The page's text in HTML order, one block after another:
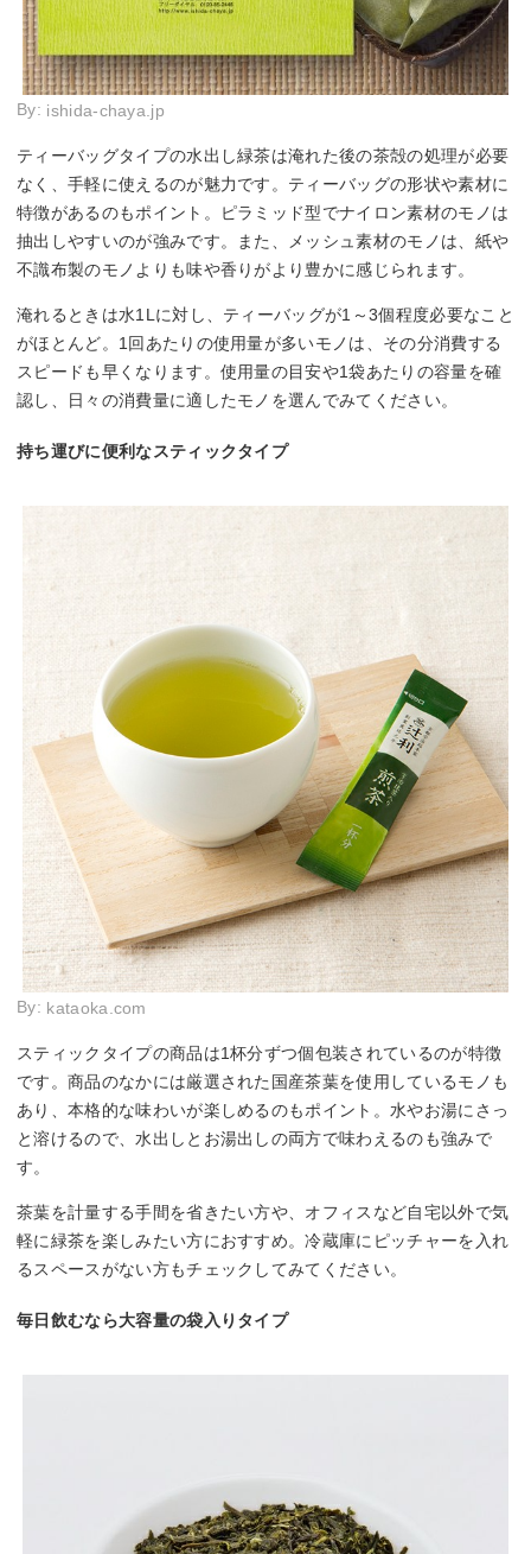
By: ishida-chaya.jp
ティーバッグタイプの水出し緑茶は淹れた後の茶殻の処理が必要
なく、手軽に使えるのが魅力です。ティーバッグの形状や素材に
特徴があるのもポイント。ピラミッド型でナイロン素材のモノは
抽出しやすいのが強みです。また、メッシュ素材のモノは、紙や
不識布製のモノよりも味や香りがより豊かに感じられます。
淹れるときは水1Lに対し、ティーバッグが1～3個程度必要なこと
がほとんど。1回あたりの使用量が多いモノは、その分消費する
スピードも早くなります。使用量の目安や1袋あたりの容量を確
認し、日々の消費量に適したモノを選んでみてください。
持ち運びに便利なスティックタイプ
By: kataoka.com
スティックタイプの商品は1杯分ずつ個包装されているのが特徴
です。商品のなかには厳選された国産茶葉を使用しているモノも
あり、本格的な味わいが楽しめるのもポイント。水やお湯にさっ
と溶けるので、水出しとお湯出しの両方で味わえるのも強みで
す。
茶葉を計量する手間を省きたい方や、オフィスなど自宅以外で気
軽に緑茶を楽しみたい方におすすめ。冷蔵庫にピッチャーを入れ
るスペースがない方もチェックしてみてください。
毎日飲むなら大容量の袋入りタイプ